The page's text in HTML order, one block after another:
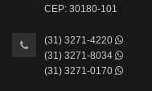
CEP: 30180-101
(31) 3271-4220
(31) 3271-8034
(31) 3271-0170